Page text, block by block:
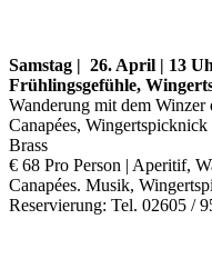
Samstag | 26. April | 13
Frühlingsgefühle,
Wanderung mit dem
Canapées,
Brass
€ 68 Pro Person | Aperitif,
Canapées. Musik,
Reservierung: Tel. 02605 /